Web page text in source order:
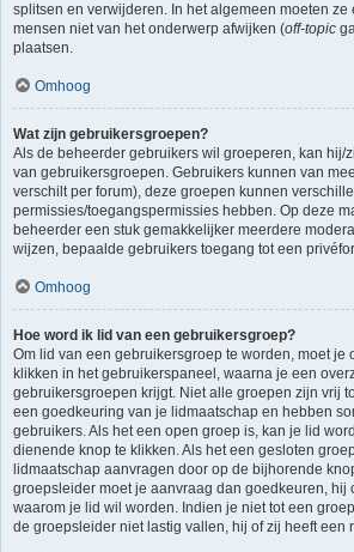
splitsen en verwijderen. In het algemeen moeten
mensen niet van het onderwerp afwijken (off-topic
plaatsen.
Omhoog
Wat zijn gebruikersgroepen?
Als de beheerder gebruikers wil groeperen, kan hij/
van gebruikersgroepen. Gebruikers kunnen van
verschilt per forum), deze groepen kunnen
permissies/toegangspermissies hebben. Op deze
beheerder een stuk gemakkelijker meerdere
wijzen, bepaalde gebruikers toegang tot een
Omhoog
Hoe word ik lid van een gebruikersgroep?
Om lid van een gebruikersgroep te worden, moet je
klikken in het gebruikerspaneel, waarna je een
gebruikersgroepen krijgt. Niet alle groepen zijn vrij
een goedkeuring van je lidmaatschap en hebben
gebruikers. Als het een open groep is, kan je lid
dienende knop te klikken. Als het een gesloten
lidmaatschap aanvragen door op de bijhorende
groepsleider moet je aanvraag dan goedkeuren, hij
waarom je lid wil worden. Indien je niet tot een
de groepsleider niet lastig vallen, hij of zij heeft een